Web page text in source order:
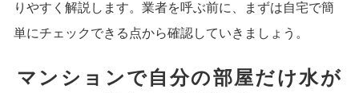
りやすく解説します。業者を呼ぶ前に、まずは自宅で簡
単にチェックできる点から確認していきましょう。
マンションで自分の部屋だけ水が